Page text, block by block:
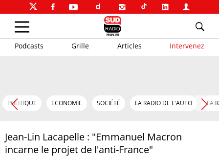
Podcasts Grille Articles Intervenez
POLITIQUE ECONOMIE SOCIÉTÉ LA RADIO DE L'AUTO LA
Jean-Lin Lacapelle : "Emmanuel Macron
incarne le projet de l'anti-France"